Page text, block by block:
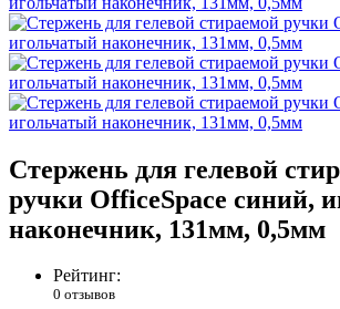
Стержень для гелевой
ручки OfficeSpace синий,
наконечник, 131мм, 0,5мм
Рейтинг:
0 отзывов